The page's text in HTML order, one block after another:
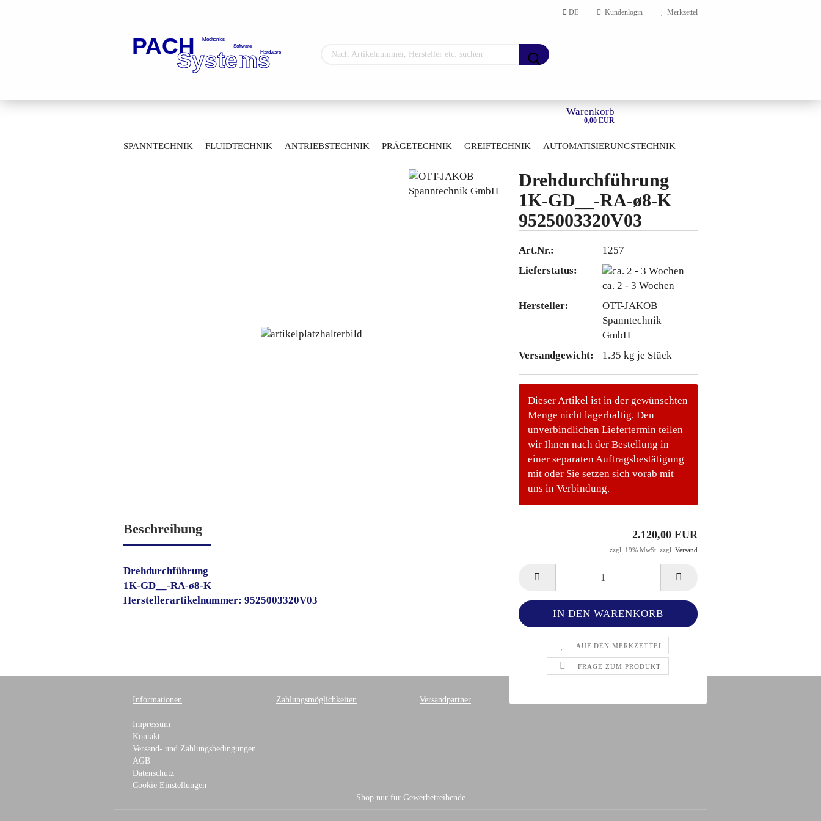
DE Kundenlogin
Konto erstellen
Passwort vergessen?
Merkzettel
Warenkorb
0,00 EUR
SPANNTECHNIK FLUIDTECHNIK ANTRIEBSTECHNIK PRÄGETECHNIK GREIFTECHNIK AUTOMATISIERUNGSTECHNIK
Drehdurchführung
1K-GD__-RA-ø8-K
9525003320V03
Art.Nr.:
1257
Lieferstatus:
ca. 2 - 3 Wochen
Hersteller:
OTT-JAKOB
Spanntechnik
GmbH
Versandgewicht:
1.35 kg je Stück
Dieser Artikel ist in der gewünschten
Menge nicht lagerhaltig. Den
unverbindlichen Liefertermin teilen
wir Ihnen nach der Bestellung in
einer separaten Auftragsbestätigung
mit oder Sie setzen sich vorab mit
uns in Verbindung.
2.120,00 EUR
zzgl. 19% MwSt. zzgl. Versand
AUF DEN MERKZETTEL
FRAGE ZUM PRODUKT
Beschreibung
Drehdurchführung
1K-GD__-RA-ø8-K
Herstellerartikelnummer: 9525003320V03
Informationen
Impressum
Kontakt
Versand- und Zahlungsbedingungen
AGB
Datenschutz
Cookie Einstellungen
Zahlungsmöglichkeiten Versandpartner
Shop nur für Gewerbetreibende